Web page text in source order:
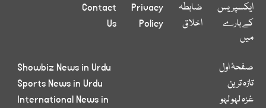
ایکسپریس
کے بارے
میں
ضابطہ
اخلاق
Privacy
Policy
Contact
Us
صفحۂ اول
تازہ ترین
غزہ لہو لہو
Showbiz News in Urdu
Sports News in Urdu
International News in